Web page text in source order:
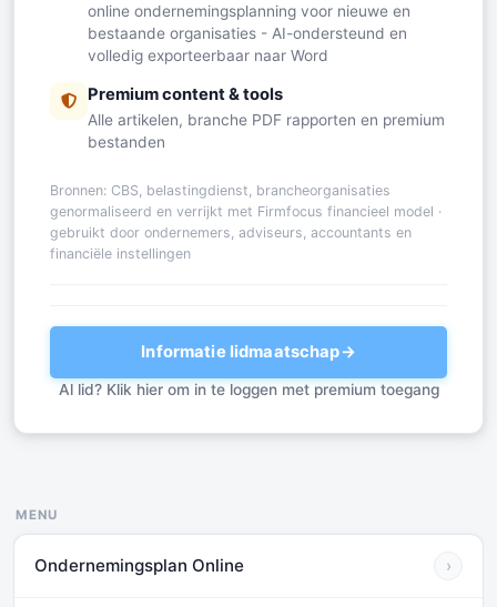
online ondernemingsplanning voor nieuwe en
bestaande organisaties - AI-ondersteund en
volledig exporteerbaar naar Word
Premium content & tools
Alle artikelen, branche PDF rapporten en premium
bestanden
Bronnen: CBS, belastingdienst, brancheorganisaties
genormaliseerd en verrijkt met Firmfocus financieel model ·
gebruikt door ondernemers, adviseurs, accountants en
financiële instellingen
Informatie lidmaatschap→
Al lid? Klik hier om in te loggen met premium toegang
MENU
Ondernemingsplan Online ›